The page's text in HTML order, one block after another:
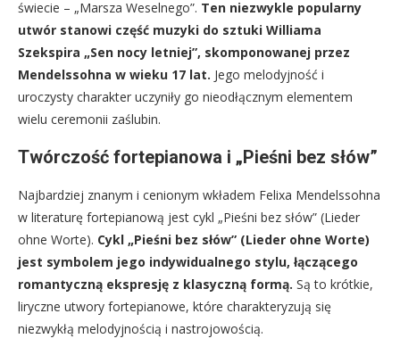
świecie – „Marsza Weselnego”. Ten niezwykle popularny
utwór stanowi część muzyki do sztuki Williama
Szekspira „Sen nocy letniej”, skomponowanej przez
Mendelssohna w wieku 17 lat. Jego melodyjność i
uroczysty charakter uczyniły go nieodłącznym elementem
wielu ceremonii zaślubin.
Twórczość fortepianowa i „Pieśni bez słów”
Najbardziej znanym i cenionym wkładem Felixa Mendelssohna
w literaturę fortepianową jest cykl „Pieśni bez słów” (Lieder
ohne Worte). Cykl „Pieśni bez słów” (Lieder ohne Worte)
jest symbolem jego indywidualnego stylu, łączącego
romantyczną ekspresję z klasyczną formą. Są to krótkie,
liryczne utwory fortepianowe, które charakteryzują się
niezwykłą melodyjnością i nastrojowością.